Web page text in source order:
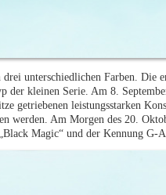
unterschiedlichen Farben. Die
der kleinen Serie. Am 8.
getriebenen leistungsstarken
werden. Am Morgen des 20.
Magic“ und der Kennung G-